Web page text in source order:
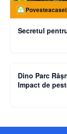
Secretul
Dino Parc
Impact de